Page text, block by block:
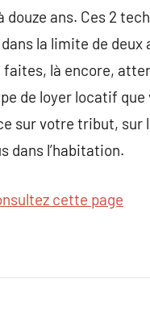
douze ans. Ces 2
la limite de
faites, là encore,
de loyer locatif
sur votre tribut, sur
dans l’habitation.
cette page